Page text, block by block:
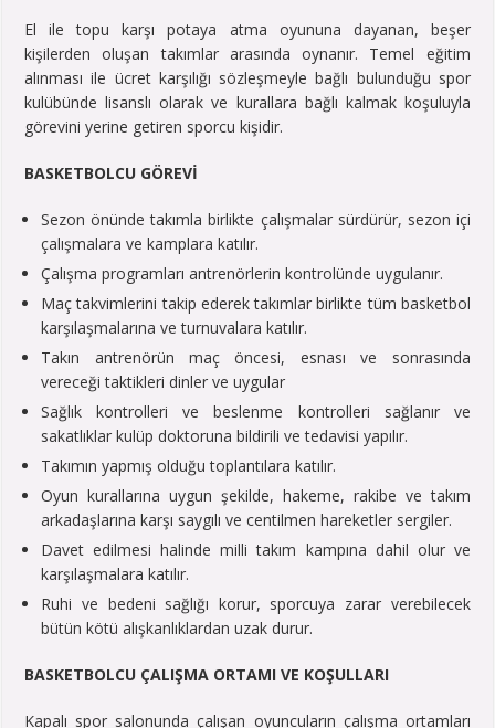
El ile topu karşı potaya atma oyununa dayanan, beşer
kişilerden oluşan takımlar arasında oynanır. Temel eğitim
alınması ile ücret karşılığı sözleşmeyle bağlı bulunduğu spor
kulübünde lisanslı olarak ve kurallara bağlı kalmak koşuluyla
görevini yerine getiren sporcu kişidir.
BASKETBOLCU GÖREVİ
Sezon önünde takımla birlikte çalışmalar sürdürür, sezon içi
çalışmalara ve kamplara katılır.
Çalışma programları antrenörlerin kontrolünde uygulanır.
Maç takvimlerini takip ederek takımlar birlikte tüm basketbol
karşılaşmalarına ve turnuvalara katılır.
Takın antrenörün maç öncesi, esnası ve sonrasında
vereceği taktikleri dinler ve uygular
Sağlık kontrolleri ve beslenme kontrolleri sağlanır ve
sakatlıklar kulüp doktoruna bildirili ve tedavisi yapılır.
Takımın yapmış olduğu toplantılara katılır.
Oyun kurallarına uygun şekilde, hakeme, rakibe ve takım
arkadaşlarına karşı saygılı ve centilmen hareketler sergiler.
Davet edilmesi halinde milli takım kampına dahil olur ve
karşılaşmalara katılır.
Ruhi ve bedeni sağlığı korur, sporcuya zarar verebilecek
bütün kötü alışkanlıklardan uzak durur.
BASKETBOLCU ÇALIŞMA ORTAMI VE KOŞULLARI
Kapalı spor salonunda çalışan oyuncuların çalışma ortamları